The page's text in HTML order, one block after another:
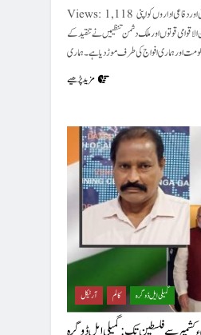
Views: 1,118 پاکستان میں بڑھتی اور دہشت گردی کی نئی لہر نے جہاں حکومتی اور دفاعی اداروں کو اپنی
قوتوں اور ملک دشمن تنظیمیں نے تنقید کے
مزید پڑھیے
آرٹیکل کالم گمیلی ایل ڈوگرہ
سےفلسطین تک : گمیلی ایل ڈوگرہ